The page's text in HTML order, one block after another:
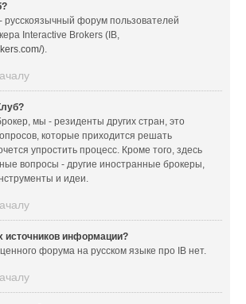
русскоязычный форум пользователей
Interactive Brokers (IB,
).
мы - резиденты других стран, это
которые приходится решать
упростить процесс. Кроме того, здесь
вопросы - другие иностранные брокеры,
и идеи.
источников информации?
форума на русском языке про IB нет.